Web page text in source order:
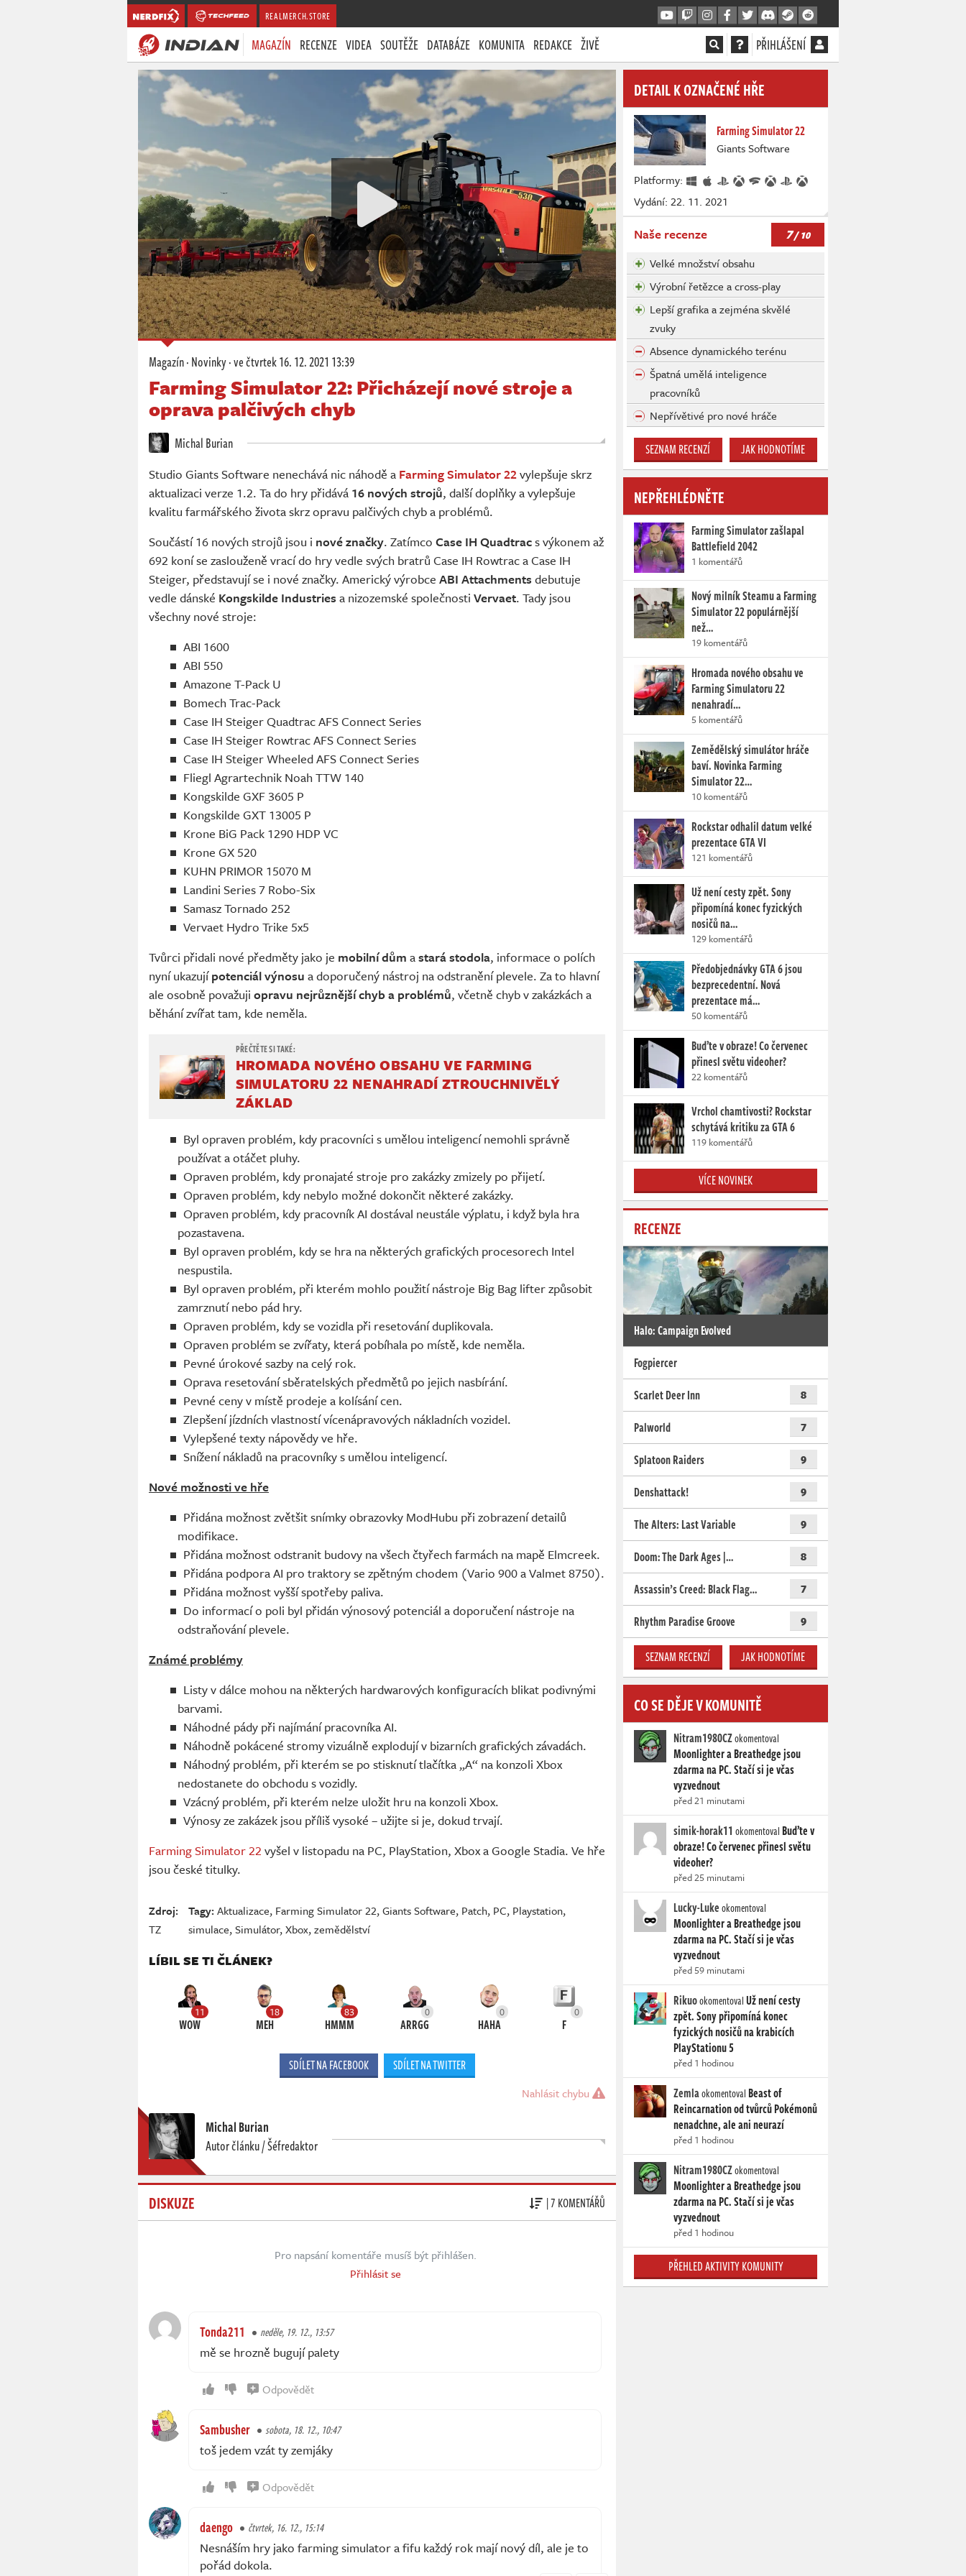
REALMERCH.STORE
MAGAZÍN RECENZE VIDEA SOUTĚŽE DATABÁZE KOMUNITA REDAKCE ŽIVĚ PŘIHLÁŠENÍ
Magazín·Novinky·ve čtvrtek16. 12. 2021 13:39
Farming Simulator 22: Přicházejí nové stroje a
oprava palčivých chyb
Michal Burian
Studio Giants Software nenechává nic náhodě a Farming Simulator 22vylepšuje skrz
aktualizaci verze 1.2. Ta do hry přidává 16 nových strojů, další doplňky a vylepšuje
kvalitu farmářského života skrz opravu palčivých chyb a problémů.
Součástí 16 nových strojů jsou i nové značky. Zatímco Case IH Quadtracs výkonem až
692 koní se zaslouženě vrací do hry vedle svých bratrů Case IH Rowtrac a Case IH
Steiger, představují se i nové značky. Americký výrobce ABI Attachments debutuje
vedle dánské Kongskilde Industries a nizozemské společnosti Vervaet. Tady jsou
všechny nové stroje:
ABI 1600
ABI 550
Amazone T-Pack U
Bomech Trac-Pack
Case IH Steiger Quadtrac AFS Connect Series
Case IH Steiger Rowtrac AFS Connect Series
Case IH Steiger Wheeled AFS Connect Series
Fliegl Agrartechnik Noah TTW 140
Kongskilde GXF 3605 P
Kongskilde GXT 13005 P
Krone BiG Pack 1290 HDP VC
Krone GX 520
KUHN PRIMOR 15070 M
Landini Series 7 Robo-Six
Samasz Tornado 252
Vervaet Hydro Trike 5x5
Tvůrci přidali nové předměty jako je mobilní dům astará stodola, informace o polích
nyní ukazujípotenciál výnosu a doporučený nástroj na odstranění plevele. Za to hlavní
ale osobně považuji opravu nejrůznější chyb a problémů, včetně chyb v zakázkách a
běhání zvířat tam, kde neměla.
HROMADA NOVÉHO OBSAHU VE FARMING
SIMULATORU 22 NENAHRADÍ ZTROUCHNIVĚLÝ
ZÁKLAD
Byl opraven problém, kdy pracovníci s umělou inteligencí nemohli správně
používat a otáčet pluhy.
Opraven problém, kdy pronajaté stroje pro zakázky zmizely po přijetí.
Opraven problém, kdy nebylo možné dokončit některé zakázky.
Opraven problém, kdy pracovník AI dostával neustále výplatu, i když byla hra
pozastavena.
Byl opraven problém, kdy se hra na některých grafických procesorech Intel
nespustila.
Byl opraven problém, při kterém mohlo použití nástroje Big Bag lifter způsobit
zamrznutí nebo pád hry.
Opraven problém, kdy se vozidla při resetování duplikovala.
Opraven problém se zvířaty, která pobíhala po místě, kde neměla.
Pevné úrokové sazby na celý rok.
Oprava resetování sběratelských předmětů po jejich nasbírání.
Pevné ceny v místě prodeje a kolísání cen.
Zlepšení jízdních vlastností vícenápravových nákladních vozidel.
Vylepšené texty nápovědy ve hře.
Snížení nákladů na pracovníky s umělou inteligencí.
Nové možnosti ve hře
Přidána možnost zvětšit snímky obrazovky ModHubu při zobrazení detailů
modifikace.
Přidána možnost odstranit budovy na všech čtyřech farmách na mapě Elmcreek.
Přidána podpora AI pro traktory se zpětným chodem (Vario 900 a Valmet 8750).
Přidána možnost vyšší spotřeby paliva.
Do informací o poli byl přidán výnosový potenciál a doporučení nástroje na
odstraňování plevele.
Známé problémy
Listy v dálce mohou na některých hardwarových konfiguracích blikat podivnými
barvami.
Náhodné pády při najímání pracovníka AI.
Náhodně pokácené stromy vizuálně explodují v bizarních grafických závadách.
Náhodný problém, při kterém se po stisknutí tlačítka „A“ na konzoli Xbox
nedostanete do obchodu s vozidly.
Vzácný problém, při kterém nelze uložit hru na konzoli Xbox.
Výnosy ze zakázek jsou příliš vysoké – užijte si je, dokud trvají.
Farming Simulator 22 vyšel v listopadu na PC, PlayStation, Xbox a Google Stadia. Ve hře
jsou české titulky.
Zdroj:
TZ
Tagy:Aktualizace, Farming Simulator 22,Giants Software, Patch, PC, Playstation,
simulace,Simulátor,Xbox,zemědělství
LÍBIL SE TI ČLÁNEK?
11
WOW
18
MEH
83
HMMM
0
ARRGG
0
HAHA
0
F
SDÍLET NA FACEBOOK SDÍLET NA TWITTER
Nahlásit chybu
Michal Burian
Autor článku / Šéfredaktor
DISKUZE | 7 KOMENTÁŘŮ
Pro napsání komentáře musíš být přihlášen.
Přihlásit se
Tonda211 neděle, 19. 12., 13:57
mě se hrozně bugují palety
Odpovědět
Sambusher sobota, 18. 12., 10:47
toš jedem vzát ty zemjáky
Odpovědět
daengo čtvrtek, 16. 12., 15:14
Nesnáším hry jako farming simulator a fifu každý rok mají nový díl, ale je to
pořád dokola.
DETAIL K OZNAČENÉ HŘE
Farming Simulator 22
Giants Software
Platformy:
Vydání: 22. 11. 2021
Naše recenze 7/ 10
Velké množství obsahu
Výrobní řetězce a cross-play
Lepší grafika a zejména skvělé
zvuky
Absence dynamického terénu
Špatná umělá inteligence
pracovníků
Nepřívětivé pro nové hráče
SEZNAM RECENZÍ JAK HODNOTÍME
NEPŘEHLÉDNĚTE
Farming Simulator zašlapal
Battlefield 2042
1 komentářů
Nový milník Steamu a Farming
Simulator 22 populárnější
než…
19 komentářů
Hromada nového obsahu ve
Farming Simulatoru 22
nenahradí…
5 komentářů
Zemědělský simulátor hráče
baví. Novinka Farming
Simulator 22…
10 komentářů
Rockstar odhalil datum velké
prezentace GTA VI
121 komentářů
Už není cesty zpět. Sony
připomíná konec fyzických
nosičů na…
129 komentářů
Předobjednávky GTA 6 jsou
bezprecedentní. Nová
prezentace má…
50 komentářů
Buďte v obraze! Co červenec
přinesl světu videoher?
22 komentářů
Vrchol chamtivosti? Rockstar
schytává kritiku za GTA 6
119 komentářů
VÍCE NOVINEK
RECENZE
Halo: Campaign Evolved
Fogpiercer
Scarlet Deer Inn
8
Palworld 7
Splatoon Raiders 9
Denshattack! 9
The Alters: Last Variable 9
Doom: The Dark Ages |… 8
Assassin’s Creed: Black Flag… 7
Rhythm Paradise Groove 9
SEZNAM RECENZÍ JAK HODNOTÍME
CO SE DĚJE V KOMUNITĚ
Nitram1980CZokomentoval
Moonlighter a Breathedge jsou
zdarma na PC. Stačí si je včas
vyzvednout
před 21 minutami
simik-horak11 okomentoval Buďte v
obraze! Co červenec přinesl světu
videoher?
před 25 minutami
Lucky-Lukeokomentoval
Moonlighter a Breathedge jsou
zdarma na PC. Stačí si je včas
vyzvednout
před 59 minutami
RikuookomentovalUž není cesty
zpět. Sony připomíná konec
fyzických nosičů na krabicích
PlayStationu 5
před 1 hodinou
Zemlaokomentoval Beast of
Reincarnation od tvůrců Pokémonů
nenadchne, ale ani neurazí
před 1 hodinou
Nitram1980CZokomentoval
Moonlighter a Breathedge jsou
zdarma na PC. Stačí si je včas
vyzvednout
před 1 hodinou
PŘEHLED AKTIVITY KOMUNITY